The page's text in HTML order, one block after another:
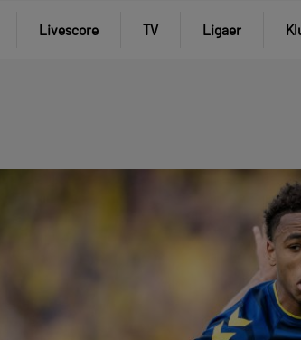
Livescore TV Ligaer